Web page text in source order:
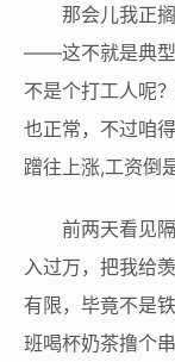
那会儿我正
——这不就是典型
不是个打工人呢
也正常，不过咱
蹭往上涨,工资倒
前两天看见
入过万，把我给
有限，毕竟不是
班喝杯奶茶撸个